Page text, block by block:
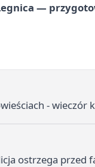
—
-
ostrzega przed